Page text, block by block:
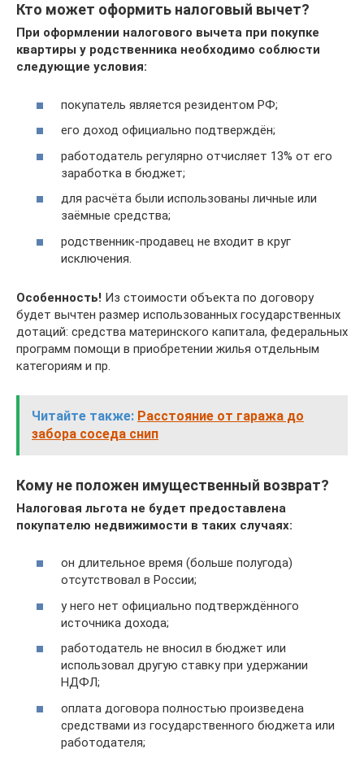
Кто может оформить налоговый вычет?
При оформлении налогового вычета при покупке
квартиры у родственника необходимо соблюсти
следующие условия:
покупатель является резидентом РФ;
его доход официально подтверждён;
работодатель регулярно отчисляет 13% от его
заработка в бюджет;
для расчёта были использованы личные или
заёмные средства;
родственник-продавец не входит в круг
исключения.
Особенность! Из стоимости объекта по договору
будет вычтен размер использованных государственных
дотаций: средства материнского капитала, федеральных
программ помощи в приобретении жилья отдельным
категориям и пр.
Читайте также: Расстояние от гаража до
забора соседа снип
Кому не положен имущественный возврат?
Налоговая льгота не будет предоставлена
покупателю недвижимости в таких случаях:
он длительное время (больше полугода)
отсутствовал в России;
у него нет официально подтверждённого
источника дохода;
работодатель не вносил в бюджет или
использовал другую ставку при удержании
НДФЛ;
оплата договора полностью произведена
средствами из государственного бюджета или
работодателя;